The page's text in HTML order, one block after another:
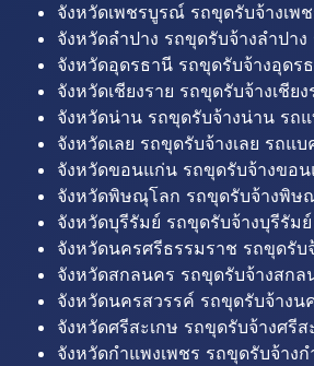
จังหวัดเพชรบูรณ์ รถขุดรับจ้างเ
จังหวัดลำปาง รถขุดรับจ้างลำปา
จังหวัดอุดรธานี รถขุดรับจ้างอุด
จังหวัดเชียงราย รถขุดรับจ้างเชีย
จังหวัดน่าน รถขุดรับจ้างน่าน รถ
จังหวัดเลย รถขุดรับจ้างเลย รถแ
จังหวัดขอนแก่น รถขุดรับจ้างขอ
จังหวัดพิษณุโลก รถขุดรับจ้างพิ
จังหวัดบุรีรัมย์ รถขุดรับจ้างบุรีรัม
จังหวัดนครศรีธรรมราช รถขุดรั
จังหวัดสกลนคร รถขุดรับจ้างสก
จังหวัดนครสวรรค์ รถขุดรับจ้าง
จังหวัดศรีสะเกษ รถขุดรับจ้างศรี
จังหวัดกำแพงเพชร รถขุดรับจ้าง